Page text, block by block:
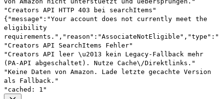
"Creators API HTTP 403 bei searchItems"
{"message":"Your account does not currently meet the
eligibility
"Creators API SearchItems Fehler"
"Creators API leer \u2013 kein Legacy-Fallback mehr
(PA-API abgeschaltet). Nutze Cache\/Direktlinks."
"Keine Daten von Amazon. Lade letzte gecachte Version
als Fallback."
"cached: 1"